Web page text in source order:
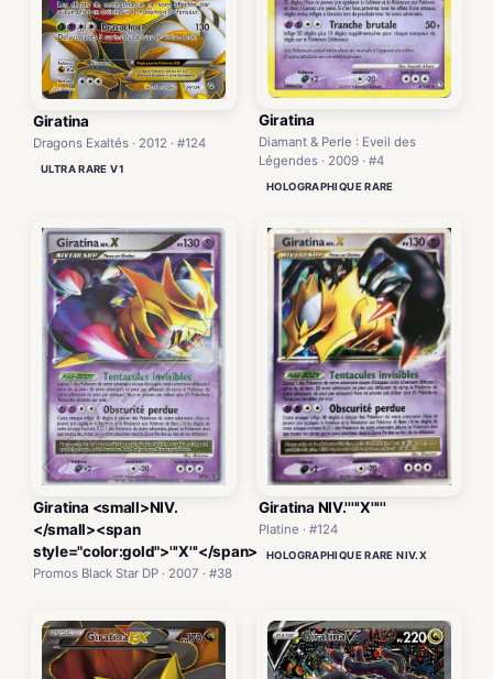
Giratina
Dragons Exaltés · 2012 · #124
ULTRA RARE V1
Giratina
Diamant & Perle : Eveil des
Légendes · 2009 · #4
HOLOGRAPHIQUE RARE
Giratina <small>NIV.
</small><span
style="color:gold">'''X'''</span>
Promos Black Star DP · 2007 · #38
Giratina NIV.'''''X'''''
Platine · #124
HOLOGRAPHIQUE RARE NIV.X